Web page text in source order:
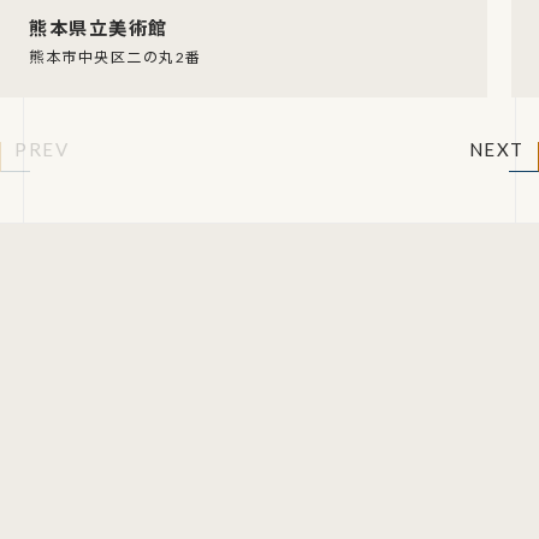
熊本県立美術館
熊本市中央区二の丸2番
PREV NEXT